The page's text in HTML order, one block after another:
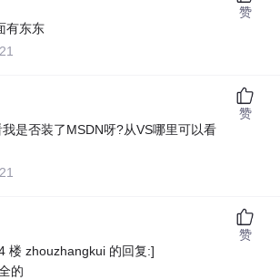
有东东
赞
是否装了MSDN呀?从VS哪里可以看
赞
楼 zhouzhangkui 的回复:]
的
赞